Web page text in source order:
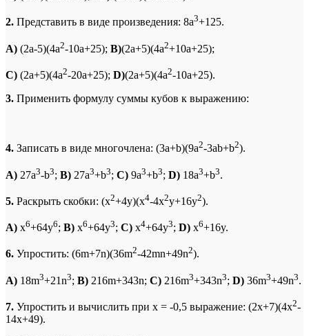
2. Представить в виде произведения: 8a3+125.
A) (2a-5)(4a2-10a+25); B)(2a+5)(4a2+10a+25);
C) (2a+5)(4a2-20a+25); D)(2a+5)(4a2-10a+25).
3. Применить формулу суммы кубов к выражению:
4. Записать в виде многочлена: (3a+b)(9a2-3ab+b2).
A) 27a3-b3; B) 27a3+b3; C) 9a3+b3; D) 18a3+b3.
5. Раскрыть скобки: (x2+4y)(x4-4x2y+16y2).
A) x6+64y6; B) x6+64y3; C) x4+64y3; D) x6+16y.
6. Упростить: (6m+7n)(36m2-42mn+49n2).
A) 18m3+21n3; B) 216m+343n; C) 216m3+343n3; D) 36m3+49n3.
7. Упростить и вычислить при х = -0,5 выражение: (2x+7)(4x2-
14x+49).